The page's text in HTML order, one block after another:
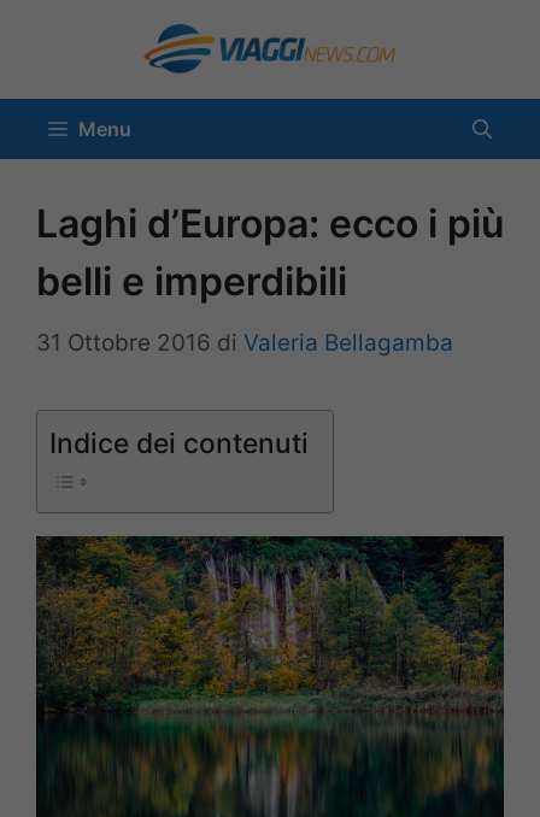
contenuto
Menu
Laghi d’Europa: ecco i più
belli e imperdibili
31 Ottobre 2016 di Valeria Bellagamba
Indice dei contenuti